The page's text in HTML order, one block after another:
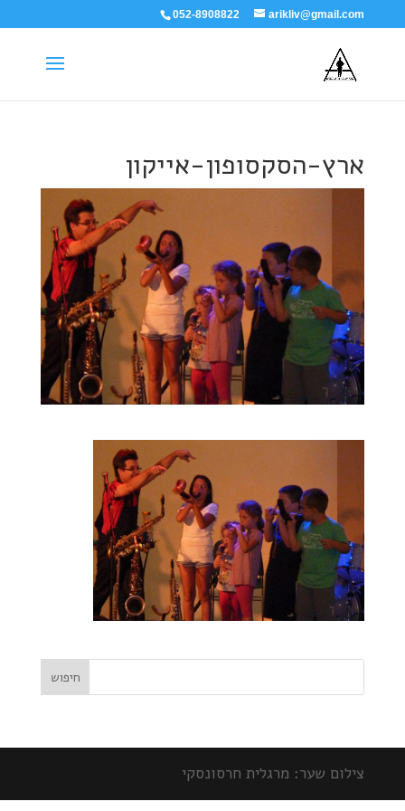
052-8908822 arikliv@gmail.com
ארץ-הסקסופון-אייקון
צילום שער: מרגלית חרסונסקי